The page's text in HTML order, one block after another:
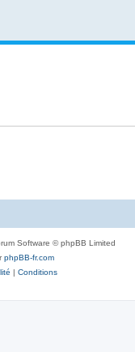
Software © phpBB Limited
phpBB-fr.com
| Conditions